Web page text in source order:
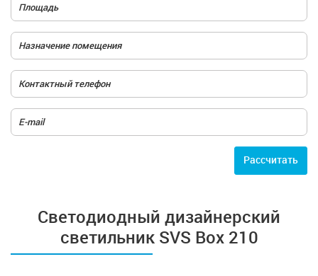
Расcчитать
Cветодиодный дизайнерский
светильник SVS Box 210